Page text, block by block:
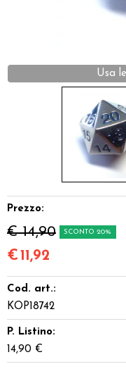
Giocattoli e Gadget
Offerte del Dragone
Usa
Prezzo:
€ 14,90 SCONTO 20%
€ 11,92
Cod. art.:
KOP18742
P. Listino:
14,90 €